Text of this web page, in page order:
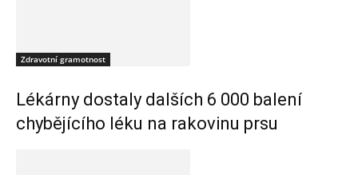
Zdravotní gramotnost
Lékárny dostaly dalších 6 000 balení
chybějícího léku na rakovinu prsu